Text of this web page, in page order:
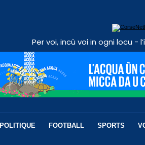
Per voi, incù voi in ogni locu -
POLITIQUE FOOTBALL SPORTS